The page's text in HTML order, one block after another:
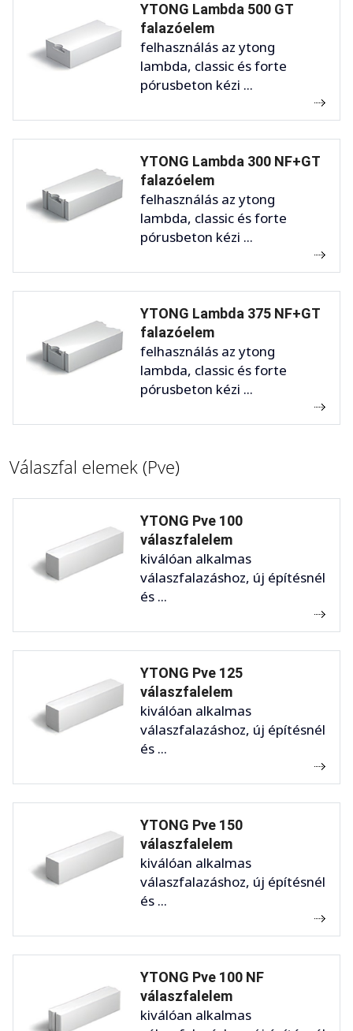
YTONG Lambda 500 GT
falazóelem
felhasználás az ytong
lambda, classic és forte
pórusbeton kézi ...
YTONG Lambda 300 NF+GT
falazóelem
felhasználás az ytong
lambda, classic és forte
pórusbeton kézi ...
YTONG Lambda 375 NF+GT
falazóelem
felhasználás az ytong
lambda, classic és forte
pórusbeton kézi ...
Válaszfal elemek (Pve)
YTONG Pve 100
válaszfalelem
kiválóan alkalmas
válaszfalazáshoz, új építésnél
és ...
YTONG Pve 125
válaszfalelem
kiválóan alkalmas
válaszfalazáshoz, új építésnél
és ...
YTONG Pve 150
válaszfalelem
kiválóan alkalmas
válaszfalazáshoz, új építésnél
és ...
YTONG Pve 100 NF
válaszfalelem
kiválóan alkalmas